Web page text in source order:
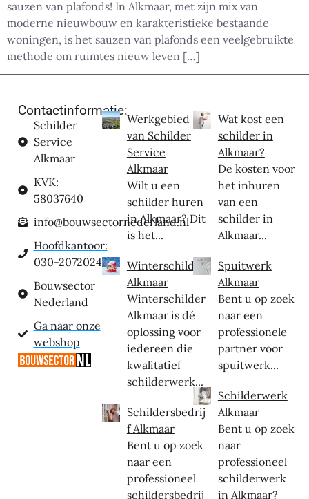
sauzen van plafonds! In Alkmaar, met zijn mix van
moderne nieuwbouw en karakteristieke bestaande
woningen, is het sauzen van plafonds een veelgebruikte
methode om ruimtes nieuw leven […]
Contactinformatie:
Schilder
Service
Alkmaar
KVK:
58037640
info@bouwsectornederland.nl
Hoofdkantoor:
030-2072024
Bouwsector
Nederland
Ga naar onze
webshop
Werkgebied
van Schilder
Service
Alkmaar
Wilt u een
schilder huren
in Alkmaar? Dit
is het...
Winterschilder
Alkmaar
Winterschilder
Alkmaar is dé
oplossing voor
iedereen die
kwalitatief
schilderwerk...
Schildersbedrij
f Alkmaar
Bent u op zoek
naar een
professioneel
schildersbedrij
Wat kost een
schilder in
Alkmaar?
De kosten voor
het inhuren
van een
schilder in
Alkmaar...
Spuitwerk
Alkmaar
Bent u op zoek
naar een
professionele
partner voor
spuitwerk...
Schilderwerk
Alkmaar
Bent u op zoek
naar
professioneel
schilderwerk
in Alkmaar?